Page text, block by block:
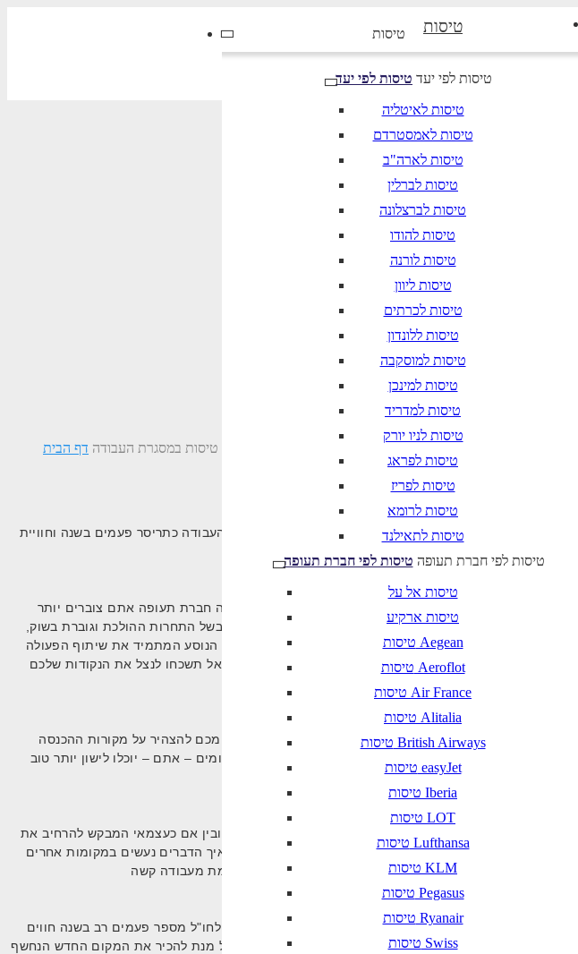
טיסות טיסות
טיסות לפי יעד טיסות לפי יעד
טיסות לאיטליה
טיסות לאמסטרדם
טיסות לארה"ב
טיסות לברלין
טיסות לברצלונה
טיסות להודו
טיסות לורנה
טיסות ליוון
טיסות לכרתים
טיסות ללונדון
טיסות למוסקבה
טיסות למינכן
טיסות למדריד
טיסות לניו יורק
טיסות לפראג
טיסות לפריז
טיסות לרומא
טיסות לתאילנד
טיסות לפי חברת תעופה טיסות לפי חברת תעופה
טיסות אל על
טיסות ארקיע
טיסות Aegean
טיסות Aeroflot
טיסות Air France
טיסות Alitalia
טיסות British Airways
טיסות easyJet
טיסות Iberia
טיסות LOT
טיסות Lufthansa
טיסות KLM
טיסות Pegasus
טיסות Ryanair
טיסות Swiss
דף הבית טיסות במסגרת העבודה
שלפני ההמראה. אולם, ישנם אנשים שטסים מטעם מקום העבודה כתריסר פעמים בשנה וחוויית
יחסי הגומלין הם פשוטים: ככל שאתם טסים יותר באותה חברת תעופה אתם צוברים יותר
לכרטיסי טיסה חינם – שמזכים אתכם בעוד נקודות, וכן הלאה. בשל התחרות ההולכת וגוברת בשוק,
לבחור בין מספר חברות שותפות. עם השנים הרחיבו מועדוני הנוסע המתמיד את שיתוף הפעולה
ברכישה בדיוטי-פרי ובחנויות התיירות אשר בבעלותן. רק אל תשכחו לנצל את הנקודות שלכם
ארצה יחכה לכם מכתב מרשות המסים בתיבת הדואר, המבקש מכם להצהיר על מקורות ההכנסה
מס בכל העולם, על מנת שגם רשויות המס וגם הנישומים – אתם – יוכלו לישון יותר טוב
בין אם כשכיר בחברה ישראלית המעניקה שירות לחברה זרה ובין אם כעצמאי המבקש להרחיב את
שיצר היום יניבו רווחים מחר. זו הזדמנות מצוינת לראות איך הדברים נעשים במקומות אחרים
הוא ילמד להכירה כאת עירו שלו בארץ. אולם, אנשים שטסים לחו"ל מספר פעמים רב בשנה חווים
בילו בה כמה חודשים טובים. ההבדל נעוץ במאמץ שיש להשקיע על מנת להכיר את המקום החדש הנחשף